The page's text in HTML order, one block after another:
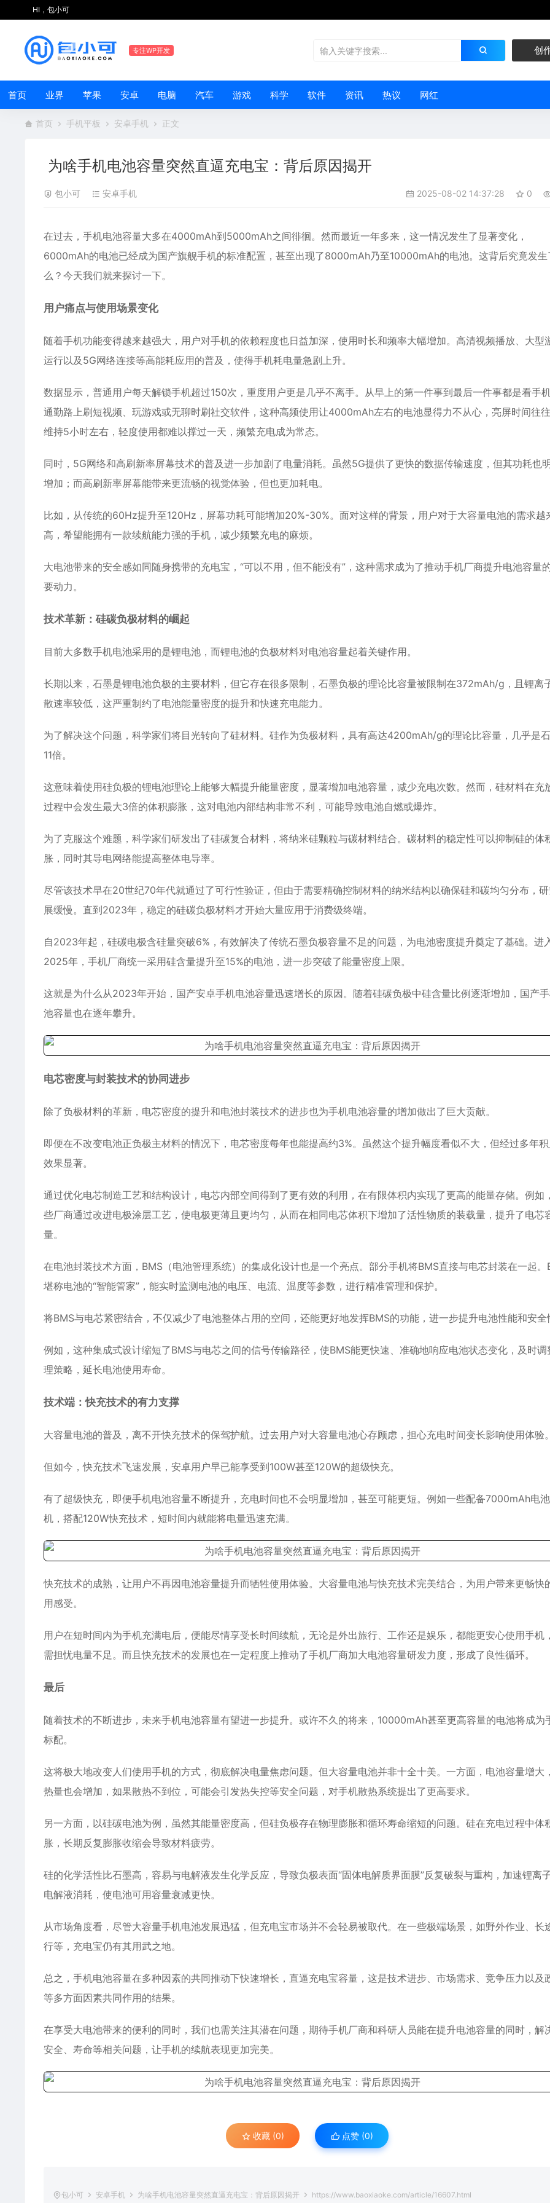
HI，包小可
专注WP开发 创
首页 业界 苹果 安卓 电脑 汽车 游戏 科学 软件 资讯 热议 网红
首页 手机平板 安卓手机 正文
为啥手机电池容量突然直逼充电宝：背后原因揭开
包小可 安卓手机 2025-08-02 14:37:28 0
在过去，手机电池容量大多在4000mAh到5000mAh之间徘徊。然而最近一年多来，这一情况发生了显著变化，
6000mAh的电池已经成为国产旗舰手机的标准配置，甚至出现了8000mAh乃至10000mAh的电池。这背后究竟发生
么？今天我们就来探讨一下。
用户痛点与使用场景变化
随着手机功能变得越来越强大，用户对手机的依赖程度也日益加深，使用时长和频率大幅增加。高清视频播放、大型
运行以及5G网络连接等高能耗应用的普及，使得手机耗电量急剧上升。
数据显示，普通用户每天解锁手机超过150次，重度用户更是几乎不离手。从早上的第一件事到最后一件事都是看手
通勤路上刷短视频、玩游戏或无聊时刷社交软件，这种高频使用让4000mAh左右的电池显得力不从心，亮屏时间往
维持5小时左右，轻度使用都难以撑过一天，频繁充电成为常态。
同时，5G网络和高刷新率屏幕技术的普及进一步加剧了电量消耗。虽然5G提供了更快的数据传输速度，但其功耗也
增加；而高刷新率屏幕能带来更流畅的视觉体验，但也更加耗电。
比如，从传统的60Hz提升至120Hz，屏幕功耗可能增加20%-30%。面对这样的背景，用户对于大容量电池的需求越
高，希望能拥有一款续航能力强的手机，减少频繁充电的麻烦。
大电池带来的安全感如同随身携带的充电宝，“可以不用，但不能没有”，这种需求成为了推动手机厂商提升电池容量
要动力。
技术革新：硅碳负极材料的崛起
目前大多数手机电池采用的是锂电池，而锂电池的负极材料对电池容量起着关键作用。
长期以来，石墨是锂电池负极的主要材料，但它存在很多限制，石墨负极的理论比容量被限制在372mAh/g，且锂离
散速率较低，这严重制约了电池能量密度的提升和快速充电能力。
为了解决这个问题，科学家们将目光转向了硅材料。硅作为负极材料，具有高达4200mAh/g的理论比容量，几乎是
11倍。
这意味着使用硅负极的锂电池理论上能够大幅提升能量密度，显著增加电池容量，减少充电次数。然而，硅材料在充
过程中会发生最大3倍的体积膨胀，这对电池内部结构非常不利，可能导致电池自燃或爆炸。
为了克服这个难题，科学家们研发出了硅碳复合材料，将纳米硅颗粒与碳材料结合。碳材料的稳定性可以抑制硅的体
胀，同时其导电网络能提高整体电导率。
尽管该技术早在20世纪70年代就通过了可行性验证，但由于需要精确控制材料的纳米结构以确保硅和碳均匀分布，
展缓慢。直到2023年，稳定的硅碳负极材料才开始大量应用于消费级终端。
自2023年起，硅碳电极含硅量突破6%，有效解决了传统石墨负极容量不足的问题，为电池密度提升奠定了基础。进
2025年，手机厂商统一采用硅含量提升至15%的电池，进一步突破了能量密度上限。
这就是为什么从2023年开始，国产安卓手机电池容量迅速增长的原因。随着硅碳负极中硅含量比例逐渐增加，国产
池容量也在逐年攀升。
电芯密度与封装技术的协同进步
除了负极材料的革新，电芯密度的提升和电池封装技术的进步也为手机电池容量的增加做出了巨大贡献。
即便在不改变电池正负极主材料的情况下，电芯密度每年也能提高约3%。虽然这个提升幅度看似不大，但经过多年积
效果显著。
通过优化电芯制造工艺和结构设计，电芯内部空间得到了更有效的利用，在有限体积内实现了更高的能量存储。例如
些厂商通过改进电极涂层工艺，使电极更薄且更均匀，从而在相同电芯体积下增加了活性物质的装载量，提升了电芯
量。
在电池封装技术方面，BMS（电池管理系统）的集成化设计也是一个亮点。部分手机将BMS直接与电芯封装在一起。
堪称电池的“智能管家”，能实时监测电池的电压、电流、温度等参数，进行精准管理和保护。
将BMS与电芯紧密结合，不仅减少了电池整体占用的空间，还能更好地发挥BMS的功能，进一步提升电池性能和安全
例如，这种集成式设计缩短了BMS与电芯之间的信号传输路径，使BMS能更快速、准确地响应电池状态变化，及时调
理策略，延长电池使用寿命。
技术端：快充技术的有力支撑
大容量电池的普及，离不开快充技术的保驾护航。过去用户对大容量电池心存顾虑，担心充电时间变长影响使用体验。
但如今，快充技术飞速发展，安卓用户早已能享受到100W甚至120W的超级快充。
有了超级快充，即便手机电池容量不断提升，充电时间也不会明显增加，甚至可能更短。例如一些配备7000mAh电
机，搭配120W快充技术，短时间内就能将电量迅速充满。
快充技术的成熟，让用户不再因电池容量提升而牺牲使用体验。大容量电池与快充技术完美结合，为用户带来更畅快
用感受。
用户在短时间内为手机充满电后，便能尽情享受长时间续航，无论是外出旅行、工作还是娱乐，都能更安心使用手机
需担忧电量不足。而且快充技术的发展也在一定程度上推动了手机厂商加大电池容量研发力度，形成了良性循环。
最后
随着技术的不断进步，未来手机电池容量有望进一步提升。或许不久的将来，10000mAh甚至更高容量的电池将成为
标配。
这将极大地改变人们使用手机的方式，彻底解决电量焦虑问题。但大容量电池并非十全十美。一方面，电池容量增大
热量也会增加，如果散热不到位，可能会引发热失控等安全问题，对手机散热系统提出了更高要求。
另一方面，以硅碳电池为例，虽然其能量密度高，但硅负极存在物理膨胀和循环寿命缩短的问题。硅在充电过程中体
胀，长期反复膨胀收缩会导致材料疲劳。
硅的化学活性比石墨高，容易与电解液发生化学反应，导致负极表面“固体电解质界面膜”反复破裂与重构，加速锂离
电解液消耗，使电池可用容量衰减更快。
从市场角度看，尽管大容量手机电池发展迅猛，但充电宝市场并不会轻易被取代。在一些极端场景，如野外作业、长
行等，充电宝仍有其用武之地。
总之，手机电池容量在多种因素的共同推动下快速增长，直逼充电宝容量，这是技术进步、市场需求、竞争压力以及
等多方面因素共同作用的结果。
在享受大电池带来的便利的同时，我们也需关注其潜在问题，期待手机厂商和科研人员能在提升电池容量的同时，解
安全、寿命等相关问题，让手机的续航表现更加完美。
收藏 (0) 点赞 (0)
包小可 安卓手机 为啥手机电池容量突然直逼充电宝：背后原因揭开 https://www.baoxiaoke.com/article/16607.html